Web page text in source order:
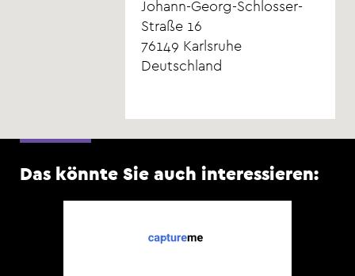
Johann-Georg-Schlosser-
Straße 16
76149 Karlsruhe
Deutschland
Das könnte Sie auch interessieren: